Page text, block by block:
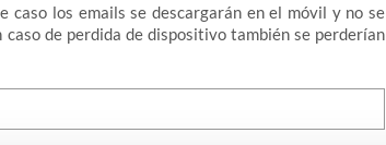
caso los emails se descargarán en el móvil y no se
de perdida de dispositivo también se perderían